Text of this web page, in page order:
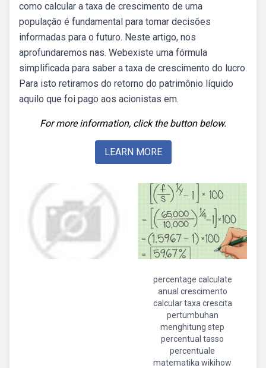
como calcular a taxa de crescimento de uma
população é fundamental para tomar decisões
informadas para o futuro. Neste artigo, nos
aprofundaremos nas. Webexiste uma fórmula
simplificada para saber a taxa de crescimento do lucro.
Para isto retiramos do retorno do patrimônio líquido
aquilo que foi pago aos acionistas em.
For more information, click the button below.
LEARN MORE
percentage calculate
anual crescimento
calcular taxa crescita
pertumbuhan
menghitung step
percentual tasso
percentuale
matematika wikihow